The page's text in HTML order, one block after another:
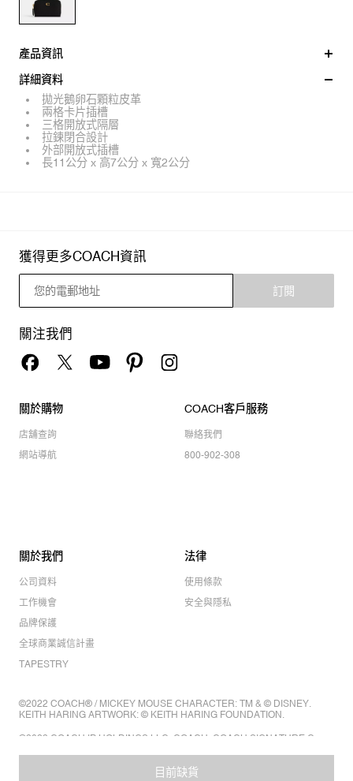
產品資訊
詳細資料
拋光鵝卵石顆粒皮革
兩格卡片插槽
三格開放式隔層
拉鍊閉合設計
外部開放式插槽
長11公分 x 高7公分 x 寬2公分
目前缺貨
獲得更多COACH資訊
訂閱
關注我們
關於購物
店舖查詢
網站導航
COACH客戶服務
聯絡我們
800-902-308
關於我們
公司資料
工作機會
品牌保護
全球商業誠信計畫
TAPESTRY
法律
使用條款
安全與隱私
©2022 COACH® / MICKEY MOUSE CHARACTER: TM & © DISNEY.
KEITH HARING ARTWORK: © KEITH HARING FOUNDATION.
©2022 COACH IP HOLDINGS LLC. COACH, COACH SIGNATURE C